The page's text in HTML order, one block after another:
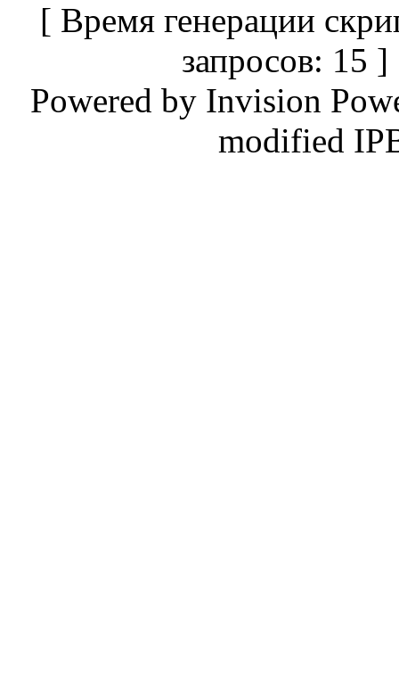
[ Время генерации
запросов:
Powered by Invision
modified